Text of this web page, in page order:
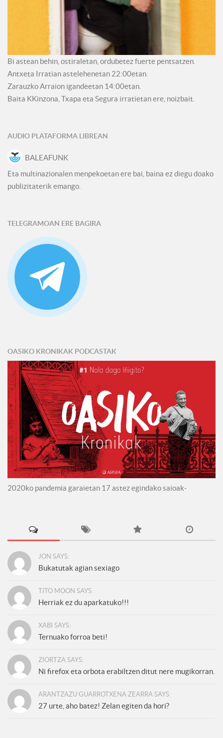
Bi astean behin, ostiraletan, ordubetez fuerte pentsatzen.
Antxeta Irratian astelehenetan 22:00etan.
Zarauzko Arraion igandeetan 14:00etan.
Baita KKinzona, Txapa eta Segura irratietan ere, noizbait.
AUDIO PLATAFORMA LIBREAN
BALEAFUNK
Eta multinazionalen menpekoetan ere bai, baina ez diegu doako
publizitaterik emango.
TELEGRAMOAN ERE BAGIRA
OASIKO KRONIKAK PODCASTAK
2020ko pandemia garaietan 17 astez egindako saioak-
JON SAYS:
Bukatutak agian sexiago
TITO MOON SAYS:
Herriak ez du aparkatuko!!!
XABI SAYS:
Ternuako forroa beti!
ZIORTZA SAYS:
Ni firefox eta orbota erabiltzen ditut nere mugikorran.
ARANTZAZU GUARROTXENA ZEARRA SAYS:
27 urte, aho batez! Zelan egiten da hori?